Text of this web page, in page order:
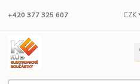
CZK
+420 377 325 607